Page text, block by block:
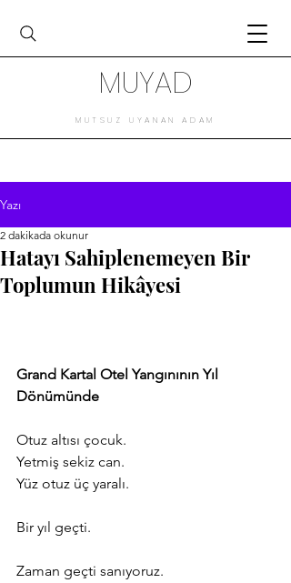
MUYAD
MUTSUZ UYANAN ADAM
Yazı
Hatayı Sahiplenemeyen Bir
Toplumun Hikâyesi
2 dakikada okunur
Grand Kartal Otel Yangınının Yıl
Dönümünde
Otuz altısı çocuk.
Yetmiş sekiz can.
Yüz otuz üç yaralı.
Bir yıl geçti.
Zaman geçti sanıyoruz.